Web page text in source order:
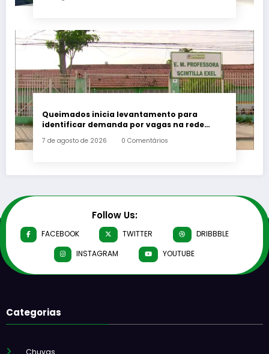
Queimados inicia levantamento para
identificar demanda por vagas na rede
7 de agosto de 2026 0 Comentários
Follow Us:
FACEBOOK TWITTER
DRIBBBLE
INSTAGRAM
YOUTUBE
Categorias
Chuvas